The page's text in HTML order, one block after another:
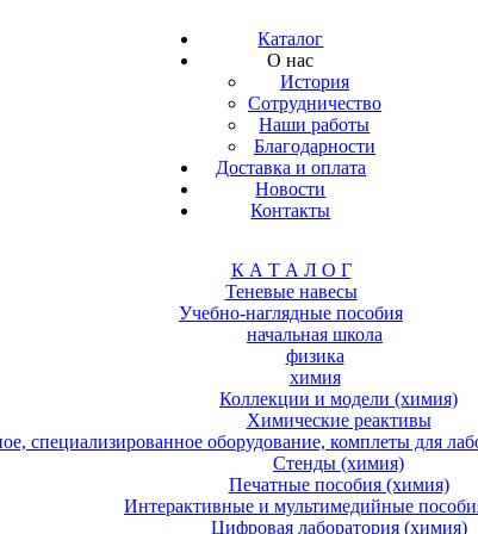
Каталог
О нас
История
Сотрудничество
Наши работы
Благодарности
Доставка и оплата
Новости
Контакты
К А Т А Л О Г
Теневые навесы
Учебно-наглядные пособия
начальная школа
физика
химия
Коллекции и модели (химия)
Химические реактивы
специализированное оборудование, комплеты для
Стенды (химия)
Печатные пособия (химия)
Интерактивные и мультимедийные
Цифровая лаборатория (химия)